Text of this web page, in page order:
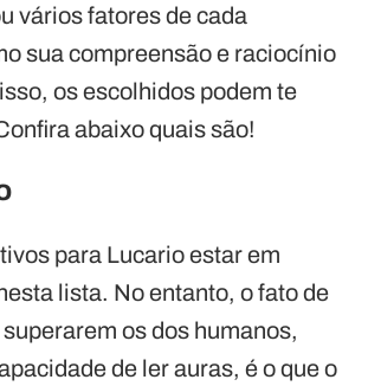
vários fatores de cada
sua compreensão e raciocínio
os escolhidos podem te
abaixo quais são!
para Lucario estar em
lista. No entanto, o fato de
os dos humanos,
de ler auras, é o que o